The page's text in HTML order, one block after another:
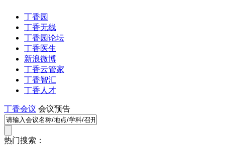
丁香园
丁香无线
丁香园论坛
丁香医生
新浪微博
丁香云管家
丁香智汇
丁香人才
丁香会议 会议预告
热门搜索：